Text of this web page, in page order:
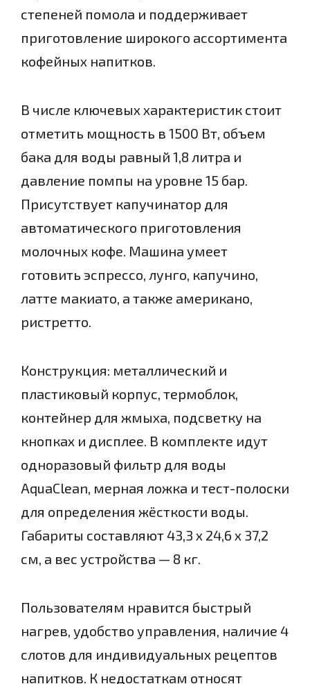
степеней помола и поддерживает
приготовление широкого ассортимента
кофейных напитков.
В числе ключевых характеристик стоит
отметить мощность в 1500 Вт, объем
бака для воды равный 1,8 литра и
давление помпы на уровне 15 бар.
Присутствует капучинатор для
автоматического приготовления
молочных кофе. Машина умеет
готовить эспрессо, лунго, капучино,
латте макиато, а также американо,
ристретто.
Конструкция: металлический и
пластиковый корпус, термоблок,
контейнер для жмыха, подсветку на
кнопках и дисплее. В комплекте идут
одноразовый фильтр для воды
AquaClean, мерная ложка и тест-полоски
для определения жёсткости воды.
Габариты составляют 43,3 х 24,6 х 37,2
см, а вес устройства — 8 кг.
Пользователям нравится быстрый
нагрев, удобство управления, наличие 4
слотов для индивидуальных рецептов
напитков. К недостаткам относят